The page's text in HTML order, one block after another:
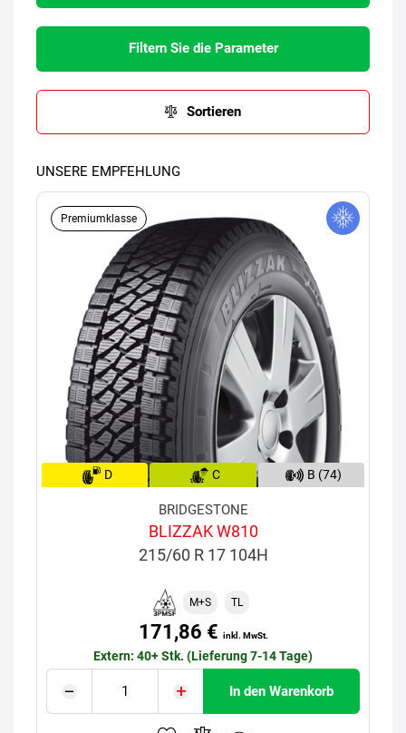
Filtern Sie die Parameter
Sortieren
UNSERE EMPFEHLUNG
Premiumklasse
D C B (74)
BRIDGESTONE
BLIZZAK W810
215/60 R 17 104H
M+S TL
171,86 € inkl. MwSt.
Extern: 40+ Stk. (Lieferung 7-14 Tage)
In den Warenkorb